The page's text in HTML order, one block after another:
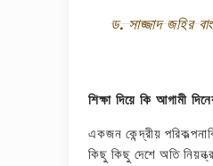
ড. সাজ্জাদ জহির
শিক্ষা দিয়ে কি আগামী
একজন কেন্দ্রীয়
কিছু কিছু দেশে অতি